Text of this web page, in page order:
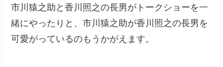
市川猿之助と香川照之の長男がトークショーを一
緒にやったりと、市川猿之助が香川照之の長男を
可愛がっているのもうかがえます。